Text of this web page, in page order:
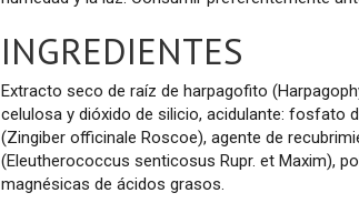
INGREDIENTES
Extracto seco de raíz de harpagofito
celulosa y dióxido de silicio, acidulante: fosfato
(Zingiber officinale Roscoe), agente de
(Eleutherococcus senticosus Rupr. et Maxim),
magnésicas de ácidos grasos.